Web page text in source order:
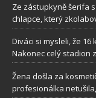
Ze zástupkyně šerifa
chlapce, který
Diváci si mysleli, že
Nakonec celý stadion
Žena došla za
profesionálka